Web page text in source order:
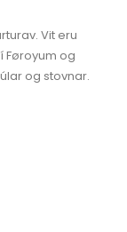
Vit eru
Føroyum og
og stovnar.